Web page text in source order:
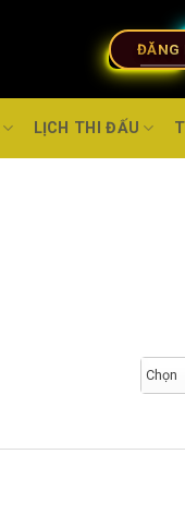
ĐĂNG
LỊCH THI ĐẤU
Chọn